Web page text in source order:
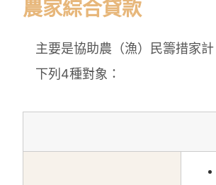
農家綜合貸款
主要是協助農（漁）民籌措家
下列4種對象：